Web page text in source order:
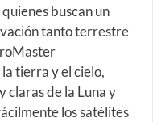
buscan un
tanto terrestre
tierra y el cielo,
claras de la Luna y
los satélites